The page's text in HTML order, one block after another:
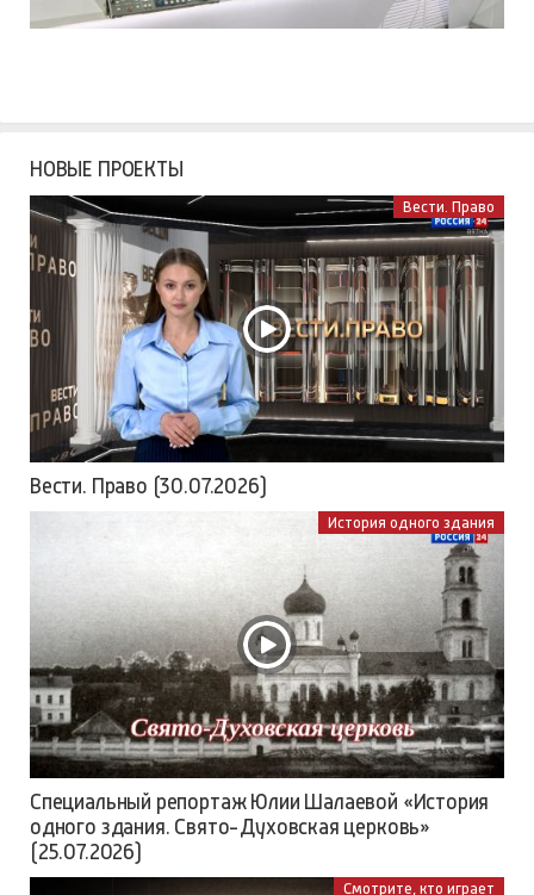
НОВЫЕ ПРОЕКТЫ
Вести. Право
Вести. Право (30.07.2026)
История одного здания
Специальный репортаж Юлии Шалаевой «История
одного здания. Свято-Духовская церковь»
(25.07.2026)
Смотрите, кто играет